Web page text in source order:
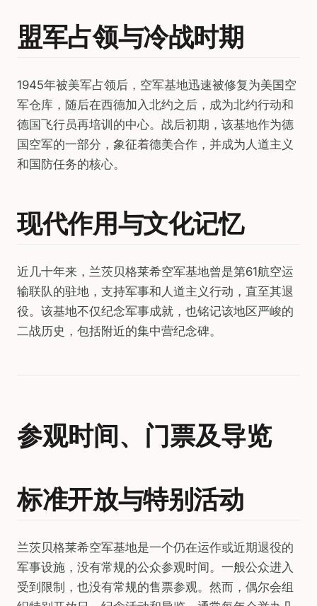
盟军占领与冷战时期
1945年被美军占领后，空军基地迅速被修复为美国空
军仓库，随后在西德加入北约之后，成为北约行动和
德国飞行员再培训的中心。战后初期，该基地作为德
国空军的一部分，象征着德美合作，并成为人道主义
和国防任务的核心。
现代作用与文化记忆
近几十年来，兰茨贝格莱希空军基地曾是第61航空运
输联队的驻地，支持军事和人道主义行动，直至其退
役。该基地不仅纪念军事成就，也铭记该地区严峻的
二战历史，包括附近的集中营纪念碑。
参观时间、门票及导览
标准开放与特别活动
兰茨贝格莱希空军基地是一个仍在运作或近期退役的
军事设施，没有常规的公众参观时间。一般公众进入
受到限制，也没有常规的售票参观。然而，偶尔会组